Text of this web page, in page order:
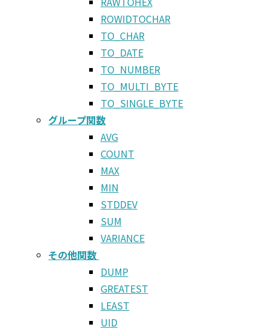
ROWIDTOCHAR
TO_CHAR
TO_DATE
TO_NUMBER
TO_MULTI_BYTE
TO_SINGLE_BYTE
グループ関数
AVG
COUNT
MAX
MIN
STDDEV
SUM
VARIANCE
その他関数
DUMP
GREATEST
LEAST
UID